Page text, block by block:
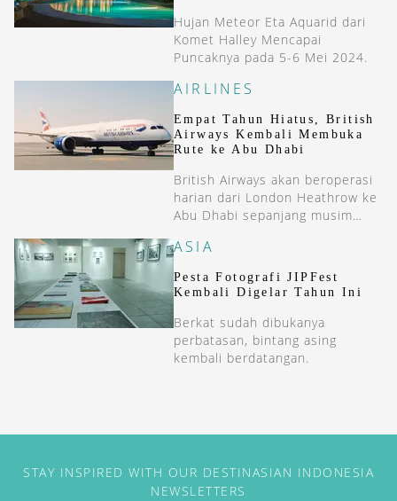
Hujan Meteor Eta Aquarid dari
Komet Halley Mencapai
Puncaknya pada 5-6 Mei 2024.
AIRLINES
Empat Tahun Hiatus, British
Airways Kembali Membuka
Rute ke Abu Dhabi
British Airways akan beroperasi
harian dari London Heathrow ke
Abu Dhabi sepanjang musim
ASIA
Pesta Fotografi JIPFest
Kembali Digelar Tahun Ini
Berkat sudah dibukanya
perbatasan, bintang asing
kembali berdatangan.
STAY INSPIRED WITH OUR DESTINASIAN INDONESIA
NEWSLETTERS